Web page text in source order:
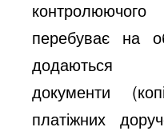
перебуває на
додаються
документи
платіжних